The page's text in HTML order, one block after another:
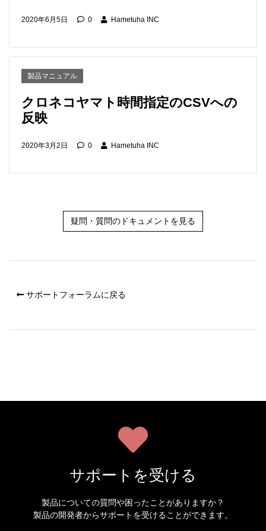
2020年6月5日 0 Hametuha INC
製品マニュアル
クロネコヤマト時間指定のCSVへの
反映
2020年3月2日 0 Hametuha INC
疑問・質問のドキュメントを見る
サポートフォーラムに戻る
サポートを受ける
製品についての質問や困ったことがありますか？
製品の開発者からサポートを受けることができます。